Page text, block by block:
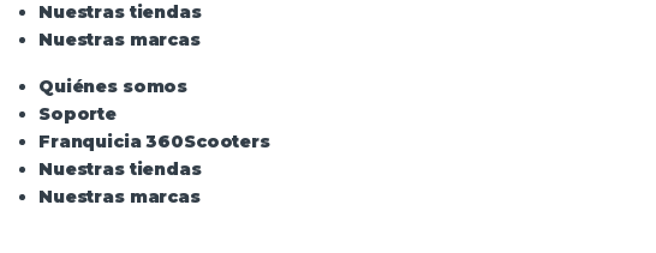
Nuestras tiendas
Nuestras marcas
Quiénes somos
Soporte
Franquicia 360Scooters
Nuestras tiendas
Nuestras marcas